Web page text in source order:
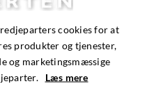
Vi ringer dig op, når
telefonen – nemt, hurtigt og
cookies for at
produkter og tjenester,
og marketingsmæssige
Læs mere